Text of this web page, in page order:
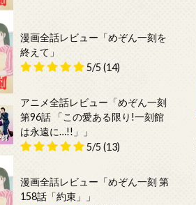
漫画全話レビュー「めぞん一刻を
終えて」
5/5 (14)
アニメ全話レビュー「めぞん一刻
第96話 「この愛ある限り!一刻館
は永遠に…!!」」
5/5 (13)
漫画全話レビュー「めぞん一刻 第
158話「約束」」